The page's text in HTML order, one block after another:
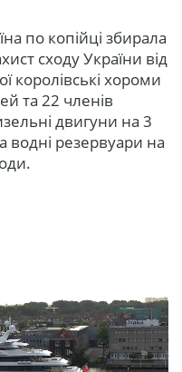
по копійці збирала
сходу України від
королівські хороми
та 22 членів
двигуни на 3
водні резервуари на